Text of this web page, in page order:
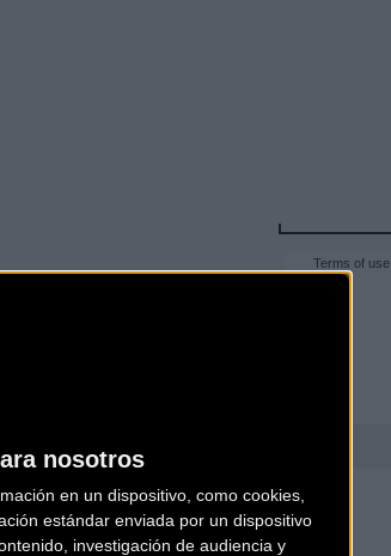
nosotros
en un dispositivo, como cookies,
estándar enviada por un dispositivo
investigación de audiencia y
Terms of use